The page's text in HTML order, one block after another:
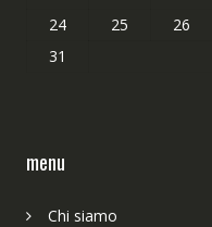
24
25 26
31
menu
Chi siamo